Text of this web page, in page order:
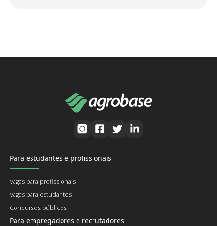
Para estudantes e profissionais
Vagas para profissionais
Vagas para estudantes
Concursos públicos
Para empregadores e recrutadores